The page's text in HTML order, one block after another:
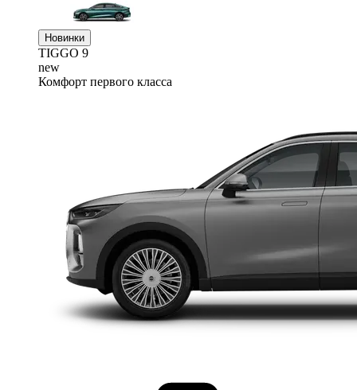
Новинки
TIGGO 9
new
Комфорт первого класса